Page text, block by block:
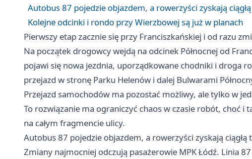
Autobus 87 pojedzie objazdem, a rowerzyści zyskają
Kolejne odcinki i rondo przy Wierzbowej są już w planach
Pierwszy etap zacznie się przy Franciszkańskiej i od razu
Na początek drogowcy wejdą na odcinek Północnej od
pojawi się nowa jezdnia, uporządkowane chodniki i droga
przejazd w stronę Parku Helenów i dalej Bulwarami
Przejazd samochodów ma pozostać możliwy, ale tylko w
To rozwiązanie ma ograniczyć chaos w czasie robót, choć i
na całym fragmencie ulicy.
Autobus 87 pojedzie objazdem, a rowerzyści zyskają ciągłą
Zmiany najmocniej odczują pasażerowie MPK Łódź. Linia